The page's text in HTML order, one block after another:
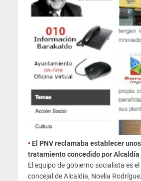
• El PNV reclamaba establecer
tratamiento concedido por
El equipo de gobierno socialista es
concejal de Alcaldía, Noelia